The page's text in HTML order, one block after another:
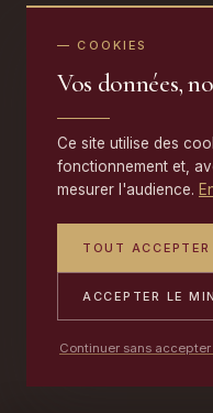
— COOKIES
Vos données,
Ce site utilise des
fonctionnement et,
mesurer l'audience.
TOUT ACCEPTER
ACCEPTER LE
Continuer sans